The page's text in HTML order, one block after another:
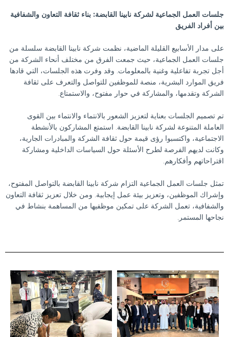
جلسات العمل الجماعية لشركة نابينا القابضة: بناء ثقافة التعاون والشفافية
بين أفراد الفريق
على مدار الأسابيع القليلة الماضية، نظمت شركة نابينا القابضة سلسلة من
جلسات العمل الجماعية، حيث جمعت الفرق من مختلف أنحاء الشركة من
أجل تجربة تفاعلية وغنية بالمعلومات. وقد وفرت هذه الجلسات، التي قادها
فريق الموارد البشرية، منصة للموظفين للتواصل والتعرف على ثقافة
الشركة وتقدمها، والمشاركة في حوار مفتوح، والاستمتاع.
تم تصميم الجلسات بعناية لتعزيز الشعور بالانتماء والانتماء بين القوى
العاملة المتنوعة لشركة نابينا القابضة. استمتع المشاركون بالأنشطة
الاجتماعية، واكتسبوا رؤى قيمة حول ثقافة الشركة والمبادرات الجارية،
وكانت لديهم الفرصة لطرح الأسئلة حول السياسات الداخلية ومشاركة
اقتراحاتهم وأفكارهم.
تمثل جلسات العمل الجماعية التزام شركة نابينا القابضة بالتواصل المفتوح،
وإشراك الموظفين، وتعزيز بيئة عمل إيجابية. ومن خلال تعزيز ثقافة التعاون
والشفافية، تعمل الشركة على تمكين موظفيها من المساهمة بنشاط في
نجاحها المستمر.